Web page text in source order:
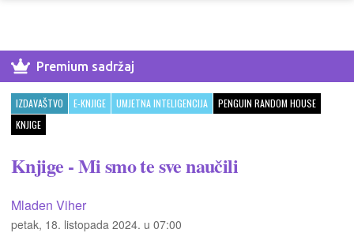
Premium sadržaj
IZDAVAŠTVO E-KNJIGE UMJETNA INTELIGENCIJA
PENGUIN RANDOM HOUSE
KNJIGE
Knjige - Mi smo te sve naučili
Mladen Viher
petak, 18. listopada 2024. u 07:00